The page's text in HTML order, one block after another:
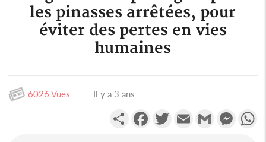
les pinasses arrêtées, pour
éviter des pertes en vies
humaines
6026 Vues Il y a 3 ans
PartagerFacebookTwitterEmail Gmail